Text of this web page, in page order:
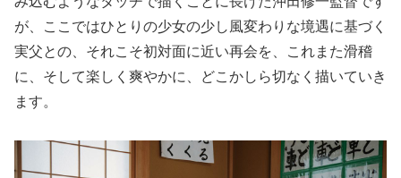
が、ここではひとりの少女の少し風変わりな境遇に基づく
実父との、それこそ初対面に近い再会を、これまた滑稽
に、そして楽しく爽やかに、どこかしら切なく描いていき
ます。